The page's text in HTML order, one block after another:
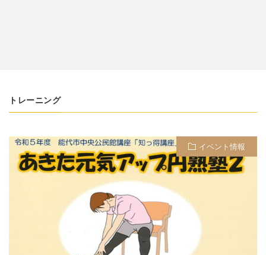
トレーニング
イベント情報